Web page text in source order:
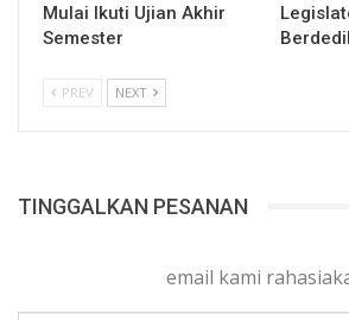
Mulai Ikuti Ujian Akhir
Semester
PREV NEXT
TINGGALKAN PESANAN
email kami